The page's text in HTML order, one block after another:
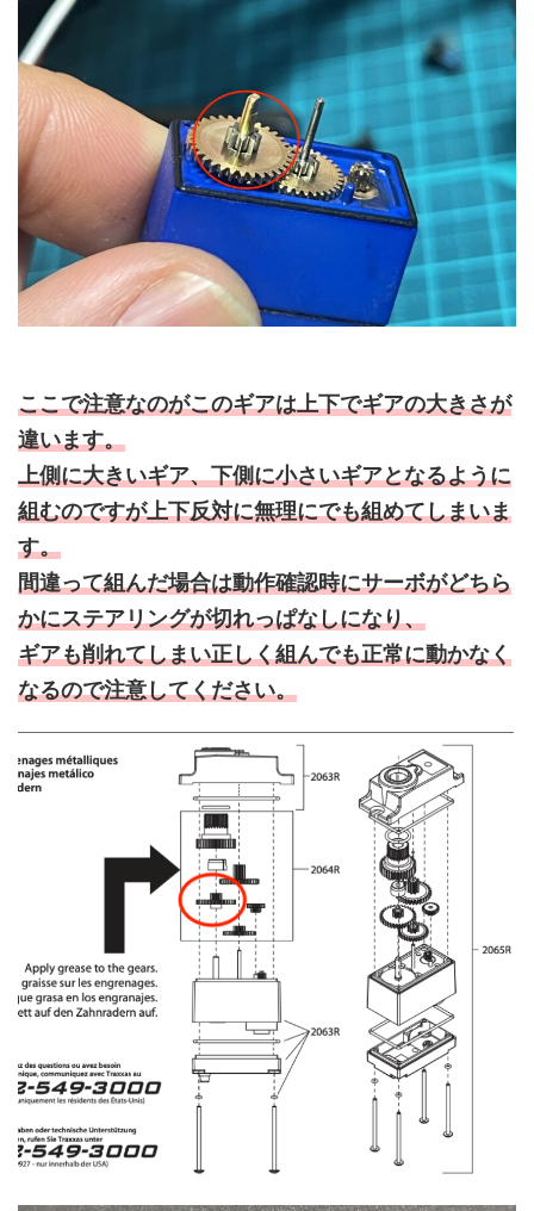
ここで注意なのがこのギアは上下でギアの大きさが
違います。
上側に大きいギア、下側に小さいギアとなるように
組むのですが上下反対に無理にでも組めてしまいま
す。
間違って組んだ場合は動作確認時にサーボがどちら
かにステアリングが切れっぱなしになり、
ギアも削れてしまい正しく組んでも正常に動かなく
なるので注意してください。